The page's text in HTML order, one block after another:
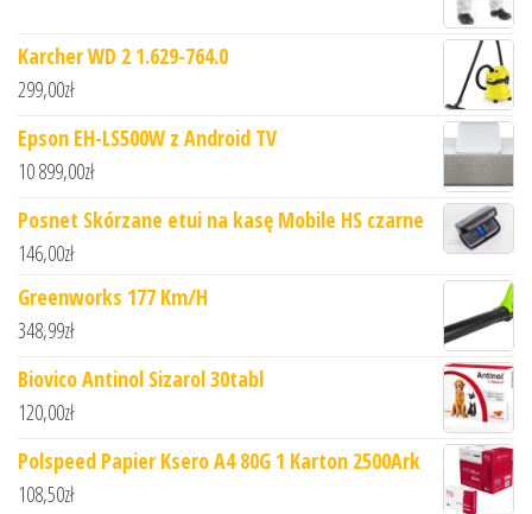
Karcher WD 2 1.629-764.0
299,00zł
Epson EH-LS500W z Android TV
10 899,00zł
Posnet Skórzane etui na kasę Mobile HS czarne
146,00zł
Greenworks 177 Km/H
348,99zł
Biovico Antinol Sizarol 30tabl
120,00zł
Polspeed Papier Ksero A4 80G 1 Karton 2500Ark
108,50zł